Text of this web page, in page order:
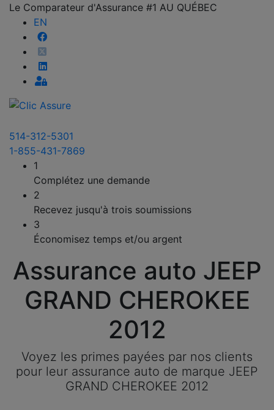
Le Comparateur d'Assurance #1 AU QUÉBEC
EN
514-312-5301
1-855-431-7869
1
Complétez une demande
2
Recevez jusqu'à trois soumissions
3
Économisez temps et/ou argent
Assurance auto JEEP
GRAND CHEROKEE
2012
Voyez les primes payées par nos clients
pour leur assurance auto de marque JEEP
GRAND CHEROKEE 2012